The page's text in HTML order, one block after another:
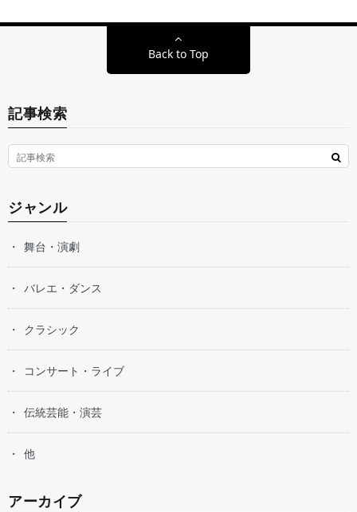
Back to Top
記事検索
ジャンル
舞台・演劇
バレエ・ダンス
クラシック
コンサート・ライブ
伝統芸能・演芸
他
アーカイブ